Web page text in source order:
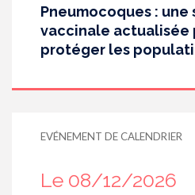
Pneumocoques :
vaccinale actualisée
protéger les
EVÉNEMENT DE CALENDRIER
Le 08/12/2026